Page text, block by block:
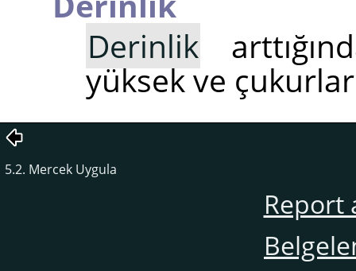
Derinlik
yüksek ve
5.2. Mercek Uygula
Report